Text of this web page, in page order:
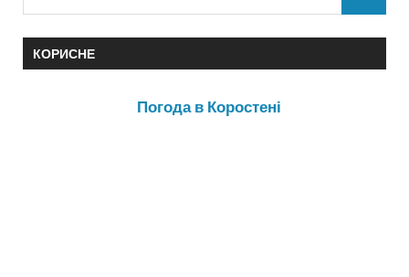
КОРИСНЕ
Погода в Коростені